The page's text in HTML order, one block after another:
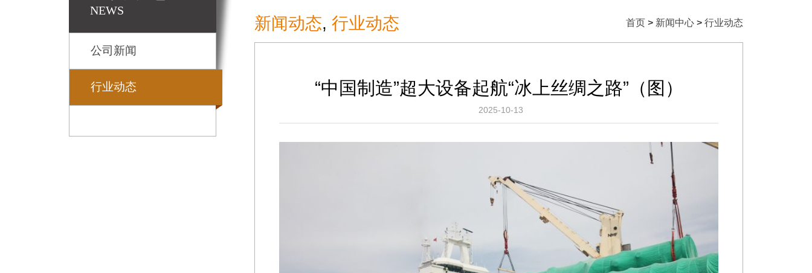
NEWS
公司新闻
行业动态
新闻动态, 行业动态 首页 > 新闻中心 > 行业动态
“中国制造”超大设备起航“冰上丝绸之路”（图）
2025-10-13